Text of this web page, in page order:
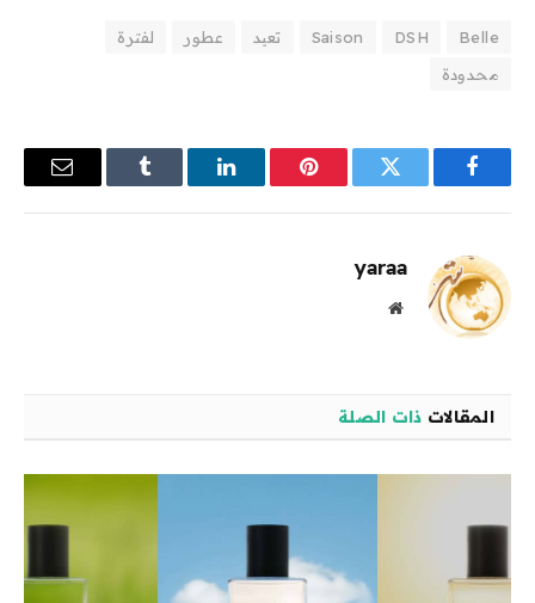
Belle
DSH
Saison تعيد عطور
لفترة
محدودة
فيسبوك تويتر بينتيريستلينكدإن Tumblr
البريد
yaraa
موقع
المقالات ذات الصلة